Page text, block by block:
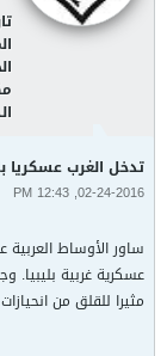
تدخل الغرب عسكريا
02-24-2016, 12:43 PM
ساور الأوساط
عسكرية غربية بليبيا.
مثيرا للقلق من